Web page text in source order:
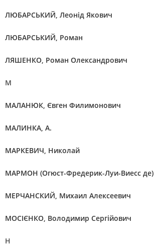
ЛЮБАРСЬКИЙ, Леонід Якович
ЛЮБАРСЬКИЙ, Роман
ЛЯШЕНКО, Роман Олександрович
М
МАЛАНЮК, Євген Филимонович
МАЛИНКА, А.
МАРКЕВИЧ, Николай
МАРМОН (Огюст-Фредерик-Луи-Виесс де)
МЕРЧАНСКИЙ, Михаил Алексеевич
МОСІЄНКО, Володимир Сергійович
Н